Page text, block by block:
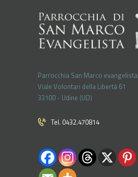
Parrocchia San Marco evangelista
Viale Volontari della Libertá 61
33100 - Udine (UD)
Tel. 0432.470814